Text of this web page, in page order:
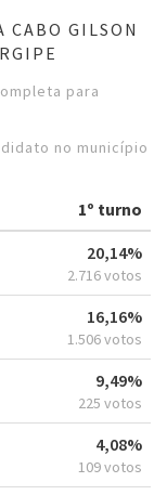
CABO GILSON
para
no município
1º turno
20,14%
2.716 votos
16,16%
1.506 votos
9,49%
225 votos
4,08%
109 votos